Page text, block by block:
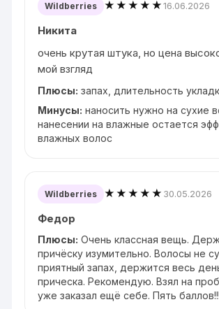
Wildberries ★★★★★16.06.2026
Никита
очень крутая штука, но цена
мой взгляд
Плюсы: запах, длительность
Минусы: наносить нужно на сухие
нанесении на влажные остается
влажных волос
Wildberries ★★★★★ 30.05.2026
Федор
Плюсы: Очень классная вещь.
причёску изумительно. Волосы не
приятный запах, держится весь
прическа. Рекомендую. Взял на
уже заказал ещё себе. Пять